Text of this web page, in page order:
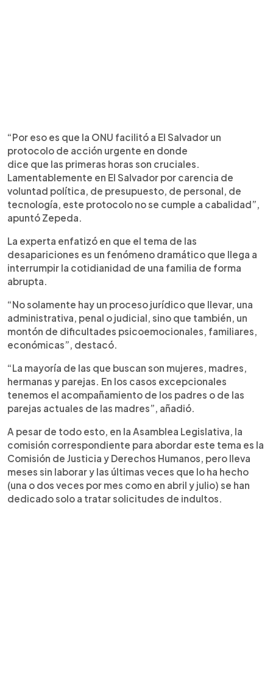
“Por eso es que la ONU facilitó a El Salvador un
protocolo de acción urgente en donde
dice que las primeras horas son cruciales.
Lamentablemente en El Salvador por carencia de
voluntad política, de presupuesto, de personal, de
tecnología, este protocolo no se cumple a cabalidad”,
apuntó Zepeda.
La experta enfatizó en que el tema de las
desapariciones es un fenómeno dramático que llega a
interrumpir la cotidianidad de una familia de forma
abrupta.
“No solamente hay un proceso jurídico que llevar, una
administrativa, penal o judicial, sino que también, un
montón de dificultades psicoemocionales, familiares,
económicas”, destacó.
“La mayoría de las que buscan son mujeres, madres,
hermanas y parejas. En los casos excepcionales
tenemos el acompañamiento de los padres o de las
parejas actuales de las madres”, añadió.
A pesar de todo esto, en la Asamblea Legislativa, la
comisión correspondiente para abordar este tema es la
Comisión de Justicia y Derechos Humanos, pero lleva
meses sin laborar y las últimas veces que lo ha hecho
(una o dos veces por mes como en abril y julio) se han
dedicado solo a tratar solicitudes de indultos.